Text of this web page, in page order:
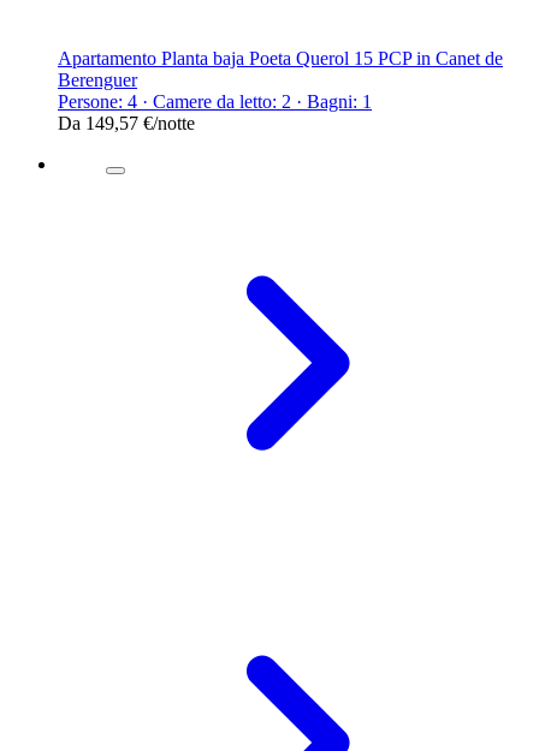
Apartamento Planta baja Poeta Querol 15 PCP in Canet de
Berenguer
Persone: 4 · Camere da letto: 2 · Bagni: 1
Da 149,57 €/notte